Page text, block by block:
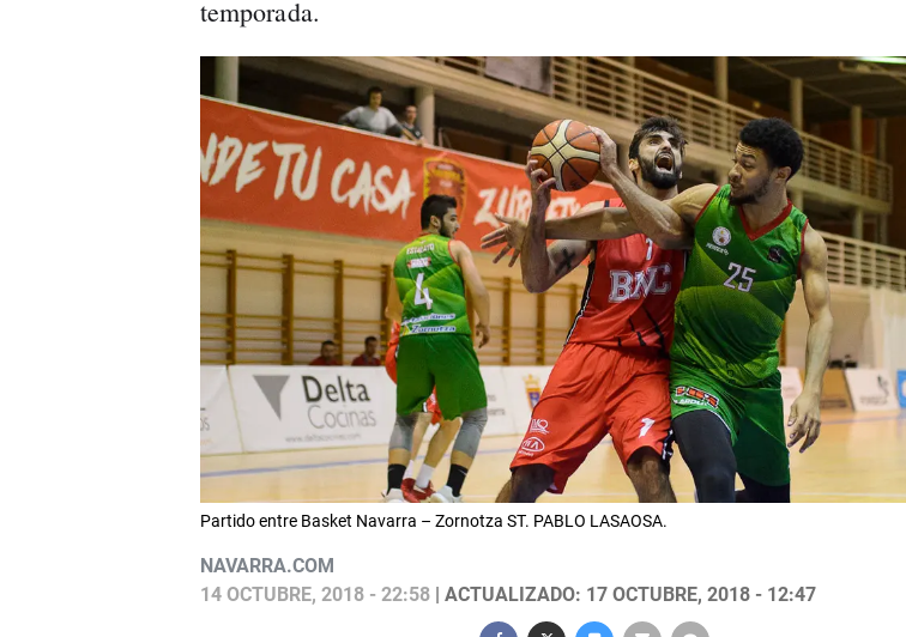
temporada.
Partido entre Basket Navarra – Zornotza ST. PABLO LASAOSA.
NAVARRA.COM
14 OCTUBRE, 2018 - 22:58| ACTUALIZADO: 17 OCTUBRE, 2018 - 12:47